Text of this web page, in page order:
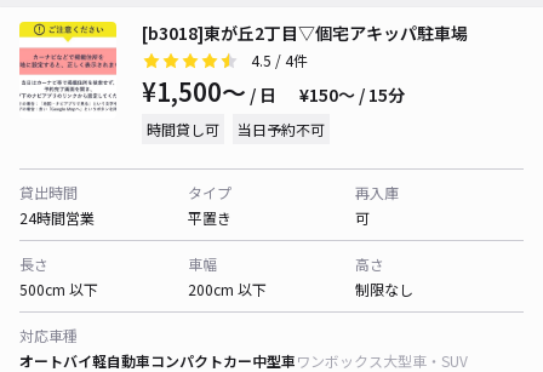
[b3018]東が丘2丁目▽個宅アキッパ駐車場
4.5 / 4件
¥1,500〜 / 日 ¥150〜 / 15分
時間貸し可 当日予約不可
貸出時間
24時間営業
タイプ
平置き
再入庫
可
長さ
500cm 以下
車幅
200cm 以下
高さ
制限なし
対応車種
オートバイ軽自動車コンパクトカー中型車ワンボックス大型車・SUV